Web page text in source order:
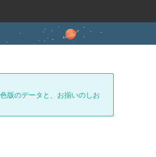
版のデータと、お揃いのしお